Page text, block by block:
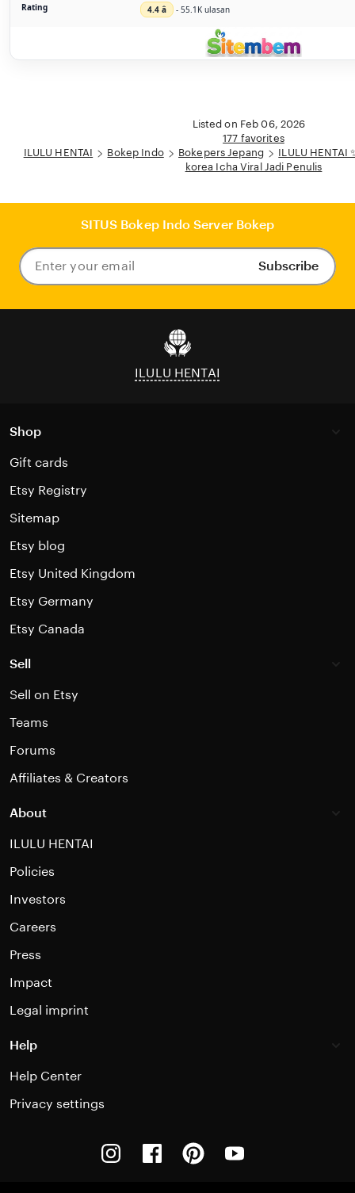
Rating 4.4 â­ - 55.1K ulasan
Listed on Feb 06, 2026
177 favorites
ILULU HENTAI
Bokep Indo Bokepers Jepang
ILULU HENTAI
korea Icha Viral Jadi Penulis
SITUS Bokep Indo Server Bokep
Enter
your
Subscribe
ILULU HENTAI
Shop
Gift cards
Etsy Registry
Sitemap
Etsy blog
Etsy United Kingdom
Etsy Germany
Etsy Canada
Sell
Sell on Etsy
Teams
Forums
Affiliates & Creators
About
ILULU HENTAI
Policies
Investors
Careers
Press
Impact
Legal imprint
Help
Help Center
Privacy settings
InstagramFacebookPinterest